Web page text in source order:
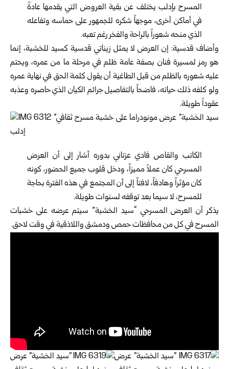
المسرح بإدلب يختلف عن بقية العروض التي يقدمها عادةً
في أماكن أخرى، موجهاً شكره للجمهور على حماسه وتفاعله
الذي منحه شعوراً بالراحة والفخر رغم تعبه.
وأضاف قدسية: إن العرض لا يمثل زيناتي قدسية كسيد للخشبة، إنما
هو رمز لمسيرة فنان بصفة عامة ظلم في مرحلة ما من عمره، ويحتم
عليه شعوره بالظلم من قبل الطاغية أن يقول كلمة الحق في نهاية عمره
ولو كلفه ذلك حياته، فاضحاً بالتفاصيل جرائم الكيان الذي حاصره وعذبه
عقوداً طويلة.
الكاتب والقاص فادي عزتاني بدوره أشار إلى أن العرض
المسرحي كان عملاً مميزاً، ودخل قلوب جميع الحضور، كونه
كان مؤثراً وهادفاً، لافتاً إلى أن المجتمع في هذه الفترة بحاجة
للمسرح، لا سيما بعد توقفه لسنوات طويلة.
يذكر أن العرض المسرحي “سيد الخشبة” سيتم عرضه على خشبات
المسرح في كل من محافظات حمص ودمشق واللاذقية في وقت لاحق.